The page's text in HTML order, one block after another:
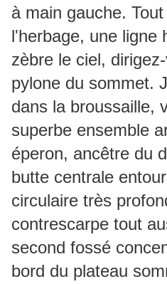
à main gauche.
l'herbage, une ligne
zèbre le ciel,
pylone du sommet.
dans la broussaille,
superbe ensemble
éperon, ancêtre du
butte centrale
circulaire très
contrescarpe tout
second fossé
bord du plateau